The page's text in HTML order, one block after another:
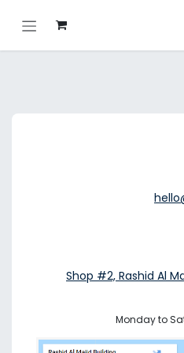
Shop #2, Rashid Al
Monday to